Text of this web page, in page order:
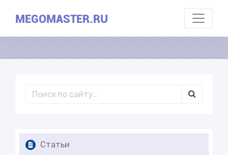
MEGOMASTER.RU
Статьи